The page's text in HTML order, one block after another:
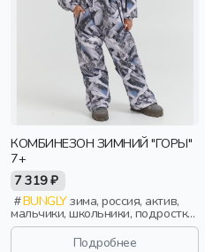
КОМБИНЕЗОН ЗИМНИЙ "ГОРЫ"
7+
7 319 ₽
BUNGLYзима, россия, актив,
мальчики, школьники, подростки,
дети
Подробнее